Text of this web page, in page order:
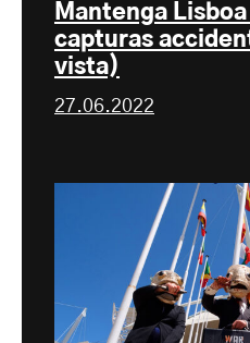
Mantenga
capturas
vista)
27.06.2022